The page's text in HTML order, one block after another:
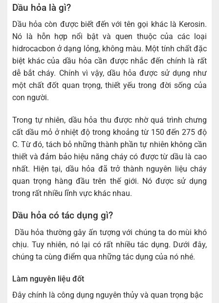
Dầu hỏa là gì?
Dầu hỏa còn được biết đến với tên gọi khác là Kerosin.
Nó là hỗn hợp nổi bật và quen thuộc của các loại
hidrocacbon ở dạng lỏng, không màu. Một tính chất đặc
biệt khác của dầu hỏa cần được nhắc đến chính là rất
dễ bắt cháy. Chính vì vậy, dầu hỏa được sử dụng như
một chất đốt quan trọng, thiết yếu trong đời sống của
con người.
Trong tự nhiên, dầu hỏa thu được nhờ quá trình chưng
cất dầu mỏ ở nhiệt độ trong khoảng từ 150 đến 275 độ
C. Từ đó, tách bỏ những thành phần tự nhiên không cần
thiết và đảm bảo hiệu năng cháy có được từ dầu là cao
nhất. Hiện tại, dầu hỏa đã trở thành nguyên liệu cháy
quan trọng hàng đầu trên thế giới. Nó được sử dụng
trong rất nhiều lĩnh vực khác nhau.
Dầu hỏa có tác dụng gì?
Dầu hỏa thường gây ấn tượng với chúng ta do mùi khó
chịu. Tuy nhiên, nó lại có rất nhiều tác dụng. Dưới đây,
chúng ta cùng điểm qua những tác dụng của nó nhé.
Làm nguyên liệu đốt
Đây chính là công dụng nguyên thủy và quan trọng bậc